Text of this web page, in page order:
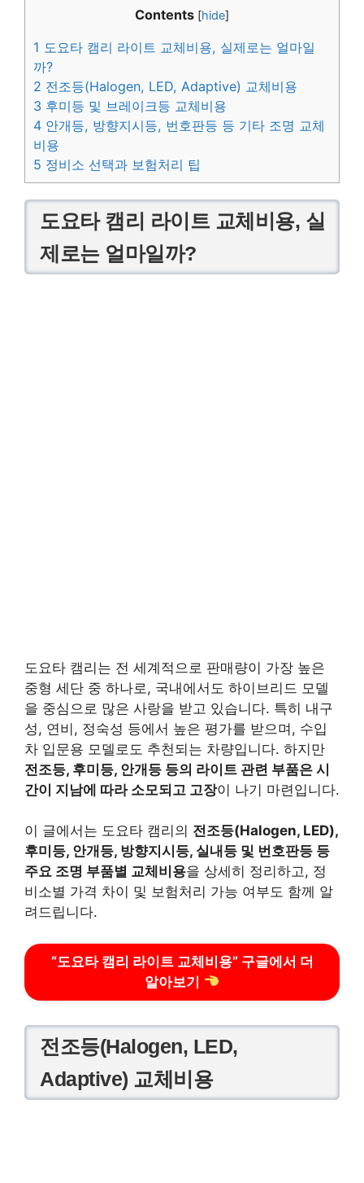
Contents [hide]
1 도요타 캠리 라이트 교체비용, 실제로는 얼마일
까?
2 전조등(Halogen, LED, Adaptive) 교체비용
3 후미등 및 브레이크등 교체비용
4 안개등, 방향지시등, 번호판등 등 기타 조명 교체
비용
5 정비소 선택과 보험처리 팁
도요타 캠리 라이트 교체비용, 실
제로는 얼마일까?
도요타 캠리는 전 세계적으로 판매량이 가장 높은
중형 세단 중 하나로, 국내에서도 하이브리드 모델
을 중심으로 많은 사랑을 받고 있습니다. 특히 내구
성, 연비, 정숙성 등에서 높은 평가를 받으며, 수입
차 입문용 모델로도 추천되는 차량입니다. 하지만
전조등, 후미등, 안개등 등의 라이트 관련 부품은 시
간이 지남에 따라 소모되고 고장이 나기 마련입니다.
이 글에서는 도요타 캠리의 전조등(Halogen, LED),
후미등, 안개등, 방향지시등, 실내등 및 번호판등 등
주요 조명 부품별 교체비용을 상세히 정리하고, 정
비소별 가격 차이 및 보험처리 가능 여부도 함께 알
려드립니다.
“도요타 캠리 라이트 교체비용” 구글에서 더
알아보기
전조등(Halogen, LED,
Adaptive) 교체비용